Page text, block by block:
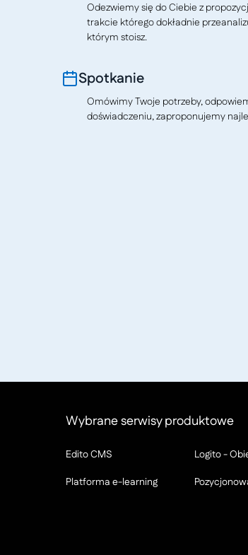
Odezwiemy się do Ciebie z
trakcie którego dokładnie
którym stoisz.
Spotkanie
Omówimy Twoje potrzeby,
doświadczeniu, zaproponujemy
Wybrane serwisy produktowe
Edito CMS
Logito -
Platforma e-learning